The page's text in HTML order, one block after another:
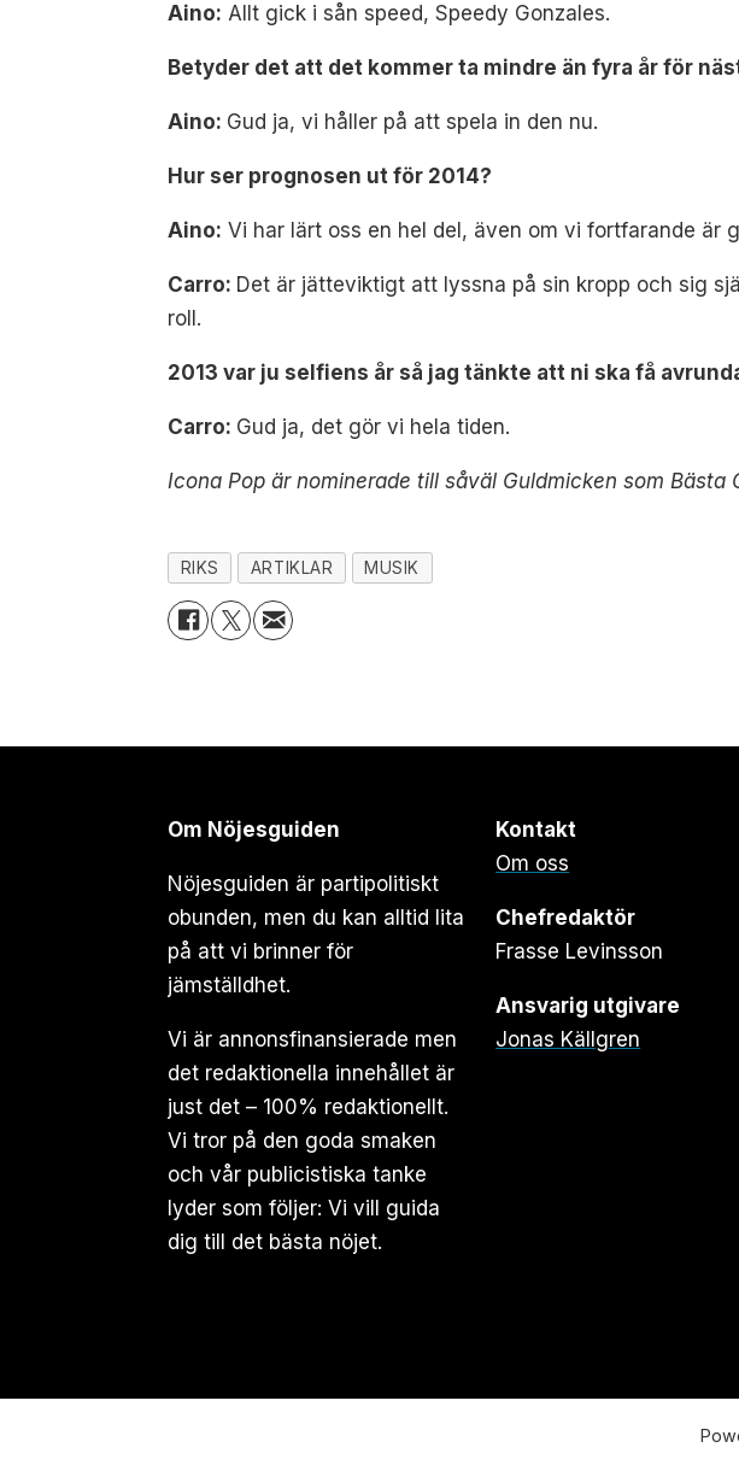
Aino: Allt gick i sån speed, Speedy Gonzales.
Betyder det att det kommer ta mindre än fyra år för
Aino: Gud ja, vi håller på att spela in den nu.
Hur ser prognosen ut för 2014?
Aino: Vi har lärt oss en hel del, även om vi fortfarande är
Carro: Det är jätteviktigt att lyssna på sin kropp och sig
roll.
2013 var ju selfiens år så jag tänkte att ni ska få
Carro: Gud ja, det gör vi hela tiden.
Icona Pop är nominerade till såväl Guldmicken som
RIKS ARTIKLAR MUSIK
Om Nöjesguiden
Nöjesguiden är partipolitiskt
obunden, men du kan alltid lita
på att vi brinner för
jämställdhet.
Vi är annonsfinansierade men
det redaktionella innehållet är
just det – 100% redaktionellt.
Vi tror på den goda smaken
och vår publicistiska tanke
lyder som följer: Vi vill guida
dig till det bästa nöjet.
Kontakt
Om oss
Chefredaktör
Frasse Levinsson
Ansvarig utgivare
Jonas Källgren